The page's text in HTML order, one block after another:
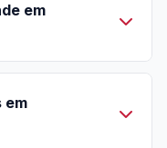
em
em